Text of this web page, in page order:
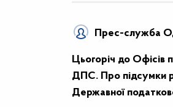
Прес-служба
Цьогоріч до Офісів
ДПС. Про підсумки
Державної